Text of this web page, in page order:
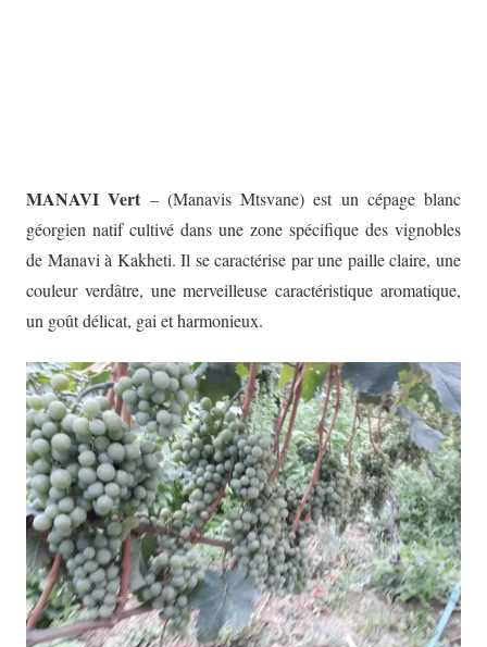
MANAVI Vert – (Manavis Mtsvane) est un cépage blanc
géorgien natif cultivé dans une zone spécifique des vignobles
de Manavi à Kakheti. Il se caractérise par une paille claire, une
couleur verdâtre, une merveilleuse caractéristique aromatique,
un goût délicat, gai et harmonieux.